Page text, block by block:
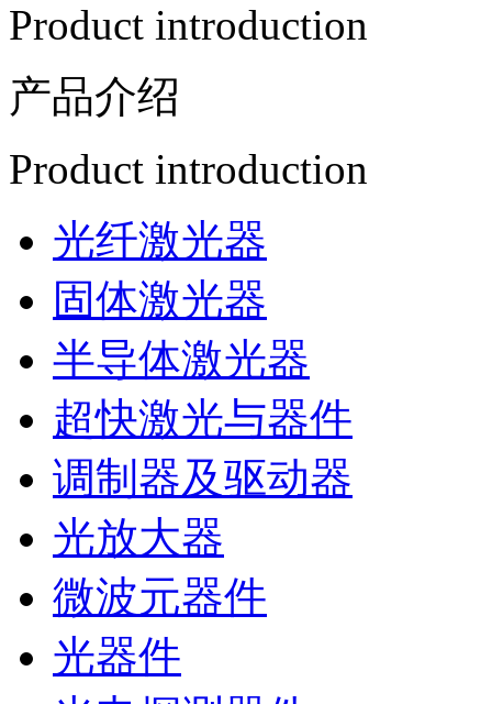
Product introduction
产品介绍
Product introduction
光纤激光器
固体激光器
半导体激光器
超快激光与器件
调制器及驱动器
光放大器
微波元器件
光器件